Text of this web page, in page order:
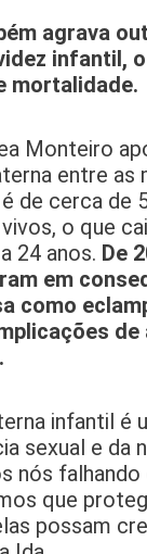
agrava
infantil,
mortalidade.
Monteiro
entre as
de cerca de
o que
24 anos. De
em
como
infantil é
sexual e da
nós
que
possam